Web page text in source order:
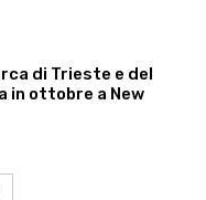
di Trieste e del
in ottobre a New